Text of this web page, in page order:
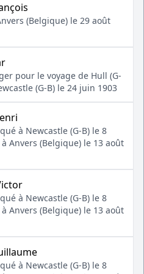
(Belgique) le 29 août
pour le voyage de Hull (G-
(G-B) le 24 juin 1903
à Newcastle (G-B) le 8
Anvers (Belgique) le 13 août
à Newcastle (G-B) le 8
Anvers (Belgique) le 13 août
à Newcastle (G-B) le 8